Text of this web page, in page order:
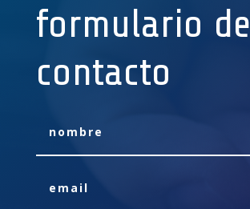
formulario de
contacto